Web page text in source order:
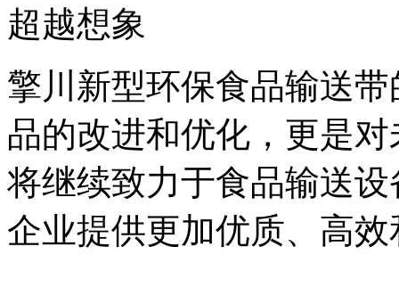
超越想象
擎川新型环保食品输送
品的改进和优化，更是
将继续致力于食品输送
企业提供更加优质、高